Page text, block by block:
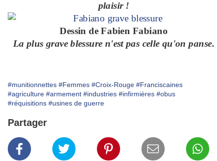
plaisir !
Dessin de Fabien Fabiano
La plus grave blessure n'est pas celle qu'on panse.
#munitionnettes #Femmes #Croix-Rouge #Franciscaines
#agriculture #armement #industries #infirmières #obus
#réquisitions #usines de guerre
Partager